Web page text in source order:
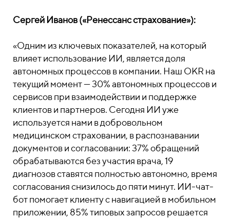
Сергей Иванов («Ренессанс страхование»):
«Одним из ключевых показателей, на который
влияет использование ИИ, является доля
автономных процессов в компании. Наш OKR на
текущий момент — 30% автономных процессов и
сервисов при взаимодействии и поддержке
клиентов и партнеров. Сегодня ИИ уже
используется нами в добровольном
медицинском страховании, в распознавании
документов и согласовании: 37% обращений
обрабатываются без участия врача, 19
диагнозов ставятся полностью автономно, время
согласования снизилось до пяти минут. ИИ-чат-
бот помогает клиенту с навигацией в мобильном
приложении, 85% типовых запросов решается